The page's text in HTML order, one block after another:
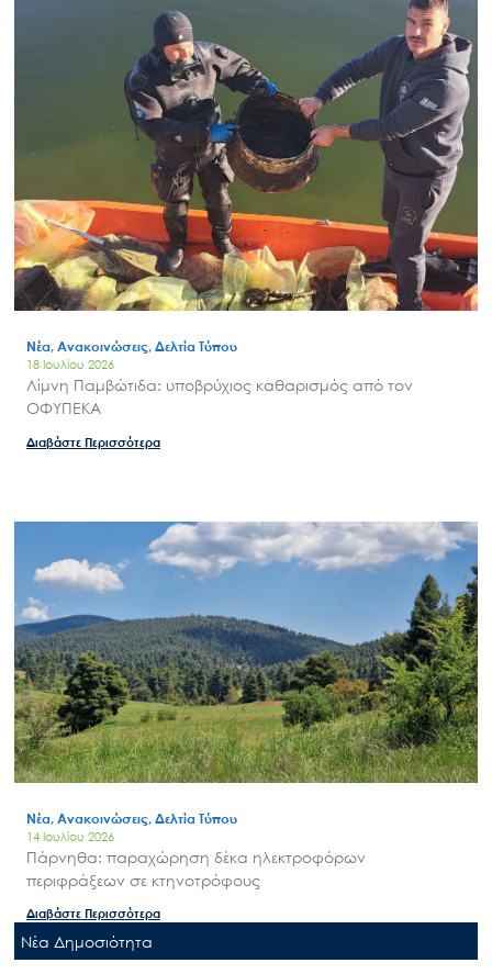
Νέα, Ανακοινώσεις, Δελτία Τύπου
18 Ιουλίου 2026
Λίμνη Παμβώτιδα: υποβρύχιος καθαρισμός από τον
ΟΦΥΠΕΚΑ
Διαβάστε Περισσότερα
Νέα, Ανακοινώσεις, Δελτία Τύπου
14 Ιουλίου 2026
Πάρνηθα: παραχώρηση δέκα ηλεκτροφόρων
περιφράξεων σε κτηνοτρόφους
Διαβάστε Περισσότερα
Nέα Δημοσιότητα